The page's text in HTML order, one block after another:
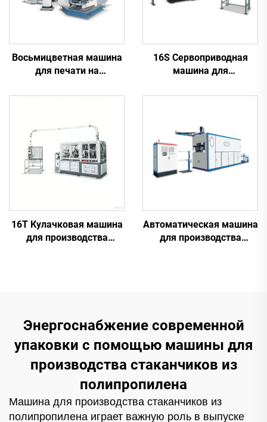
Восьмицветная машина
для печати на
стаканчиках
16S Сервоприводная
машина для
стаканчиков
16T Кулачковая машина
для производства
Автоматическая машина
для производства
Энергоснабжение современной
упаковки с помощью машины для
производства стаканчиков из
полипропилена
Машина для производства стаканчиков из
полипропилена играет важную роль в выпуске